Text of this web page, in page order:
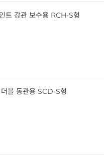
트 강관 보수용 RCH-S형
블 동관용 SCD-S형